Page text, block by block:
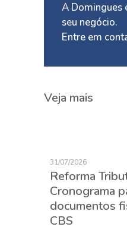
A Domingues
seu negócio.
Entre em
Veja mais
31/07/2026
Reforma
Cronograma
documentos
CBS